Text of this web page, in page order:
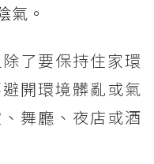
氣。
了要保持住家環
開環境髒亂或氣
舞廳、夜店或酒